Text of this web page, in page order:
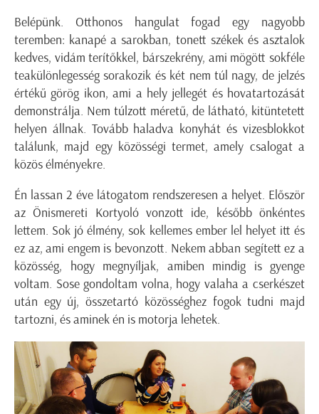
Belépünk. Otthonos hangulat fogad egy nagyobb
teremben: kanapé a sarokban, tonett székek és asztalok
kedves, vidám terítőkkel, bárszekrény, ami mögött sokféle
teakülönlegesség sorakozik és két nem túl nagy, de jelzés
értékű görög ikon, ami a hely jellegét és hovatartozását
demonstrálja. Nem túlzott méretű, de látható, kitüntetett
helyen állnak. Tovább haladva konyhát és vizesblokkot
találunk, majd egy közösségi termet, amely csalogat a
közös élményekre.
Én lassan 2 éve látogatom rendszeresen a helyet. Először
az Önismereti Kortyoló vonzott ide, később önkéntes
lettem. Sok jó élmény, sok kellemes ember lel helyet itt és
ez az, ami engem is bevonzott. Nekem abban segített ez a
közösség, hogy megnyíljak, amiben mindig is gyenge
voltam. Sose gondoltam volna, hogy valaha a cserkészet
után egy új, összetartó közösséghez fogok tudni majd
tartozni, és aminek én is motorja lehetek.